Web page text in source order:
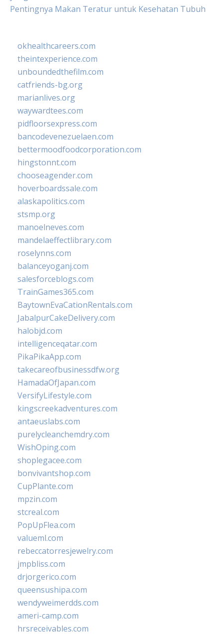
Pentingnya Makan Teratur untuk Kesehatan Tubuh
okhealthcareers.com
theintexperience.com
unboundedthefilm.com
catfriends-bg.org
marianlives.org
waywardtees.com
pidfloorsexpress.com
bancodevenezuelaen.com
bettermoodfoodcorporation.com
hingstonnt.com
chooseagender.com
hoverboardssale.com
alaskapolitics.com
stsmp.org
manoelneves.com
mandelaeffectlibrary.com
roselynns.com
balanceyoganj.com
salesforceblogs.com
TrainGames365.com
BaytownEvaCationRentals.com
JabalpurCakeDelivery.com
halobjd.com
intelligenceqatar.com
PikaPikaApp.com
takecareofbusinessdfw.org
HamadaOfJapan.com
VersifyLifestyle.com
kingscreekadventures.com
antaeuslabs.com
purelycleanchemdry.com
WishOping.com
shoplegacee.com
bonvivantshop.com
CupPlante.com
mpzin.com
stcreal.com
PopUpFlea.com
valueml.com
rebeccatorresjewelry.com
jmpbliss.com
drjorgerico.com
queensushipa.com
wendyweimerdds.com
ameri-camp.com
hrsreceivables.com